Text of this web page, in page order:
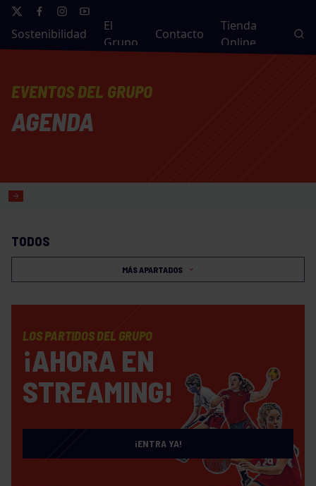
Sostenibilidad
El
Grupo
Contacto
Tienda
Online
EVENTOS DEL GRUPO
AGENDA
TODOS
MÁS APARTADOS
LOS PARTIDOS DEL GRUPO
¡AHORA EN
STREAMING!
¡ENTRA YA!